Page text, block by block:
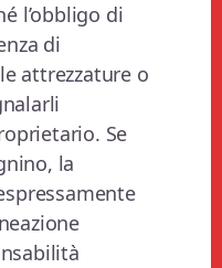
l’obbligo di
di
attrezzature o
Se
la